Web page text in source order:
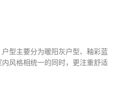
型主要分为暖阳灰户型、釉彩蓝
风格相统一的同时，更注重舒适